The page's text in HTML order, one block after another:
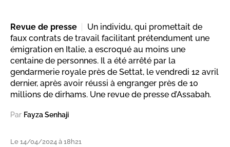
Revue de presse
Un individu, qui promettait de
faux contrats de travail facilitant prétendument une
émigration en Italie, a escroqué au moins une
centaine de personnes. Il a été arrêté par la
gendarmerie royale près de Settat, le vendredi 12 avril
dernier, après avoir réussi à engranger près de 10
millions de dirhams. Une revue de presse d’Assabah.
Par Fayza Senhaji
Le 14/04/2024 à 18h21